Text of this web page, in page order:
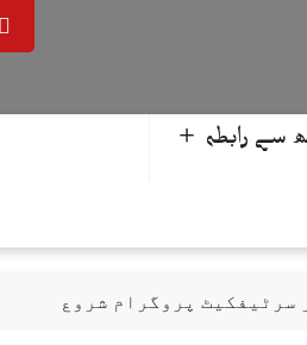
سے رابطہ ＋
سرٹیفکیٹ پروگرام شروع